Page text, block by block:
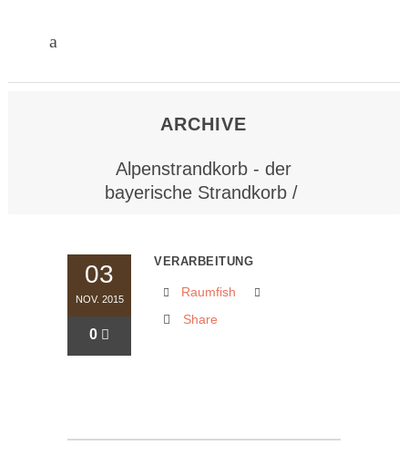
ARCHIVE
Alpenstrandkorb - der
bayerische Strandkorb/
03
NOV. 2015
0
VERARBEITUNG
Raumfish
Share